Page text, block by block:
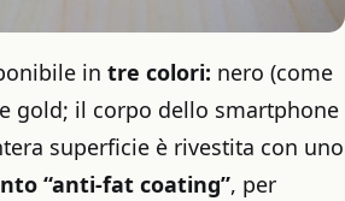
in tre colori: nero (come
gold; il corpo dello smartphone
superficie è rivestita con uno
“anti-fat coating”, per